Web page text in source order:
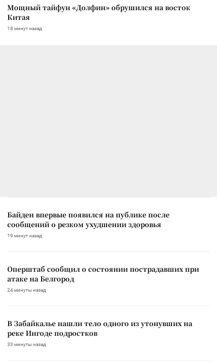
Мощный тайфун «Долфин» обрушился на восток
Китая
18 минут назад
Байден впервые появился на публике после
сообщений о резком ухудшении здоровья
19 минут назад
Оперштаб сообщил о состоянии пострадавших при
атаке на Белгород
24 минуты назад
В Забайкалье нашли тело одного из утонувших на
реке Ингоде подростков
33 минуты назад